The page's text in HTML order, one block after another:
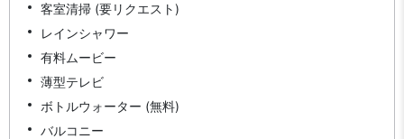
客室清掃 (要リクエスト)
レインシャワー
有料ムービー
薄型テレビ
ボトルウォーター (無料)
バルコニー